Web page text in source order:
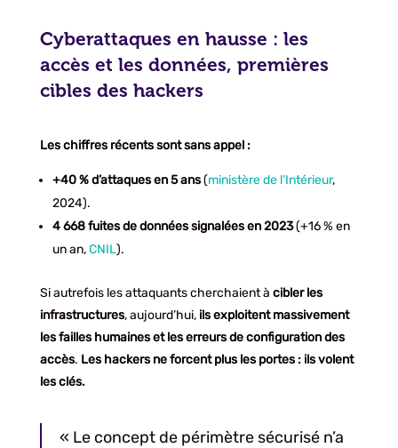
Cyberattaques en hausse : les
accès et les données, premières
cibles des hackers
Les chiffres récents sont sans appel :
+40 % d’attaques en 5 ans(ministère de l’Intérieur,
2024).
4 668 fuites de données signalées en 2023(+16 % en
un an,CNIL).
Si autrefois les attaquants cherchaient à cibler les
infrastructures, aujourd’hui, ils exploitent massivement
les failles humaines et les erreurs de configuration des
accès. Les hackers ne forcent plus les portes : ils volent
les clés.
« Le concept de périmètre sécurisé n’a